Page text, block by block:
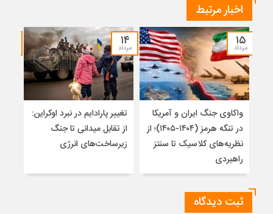
اخبار مرتبط
۱۵
مرداد
واکاوی جنگ ایران و آمریکا
در تنگه هرمز (۱۴۰۴-۱۴۰۵)؛ از
نظریه‌های کلاسیک تا سنتز
راهبردی
۱۴
مرداد
تغییر پارادایم در نبرد اوکراین:
از تقابل میدانی تا جنگ
زیرساخت‌های انرژی
ثبت دیدگاه